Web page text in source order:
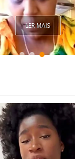
LER MAIS